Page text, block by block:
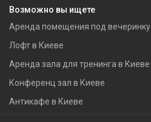
Возможно вы ищете
Аренда помещения под вечеринку
Лофт в Киеве
Аренда зала для тренинга в Киеве
Конференц зал в Киеве
Антикафе в Киеве